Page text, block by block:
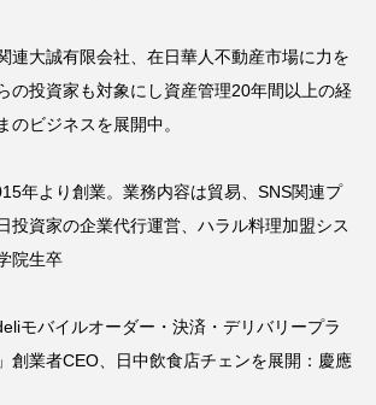
連大誠有限会社、在日華人不動産市場に力を
の投資家も対象にし資産管理20年間以上の経
のビジネスを展開中。
年より創業。業務内容は貿易、SNS関連プ
投資家の企業代行運営、ハラル料理加盟シス
院生卒
モバイルオーダー・決済・デリバリープラ
創業者CEO、日中飲食店チェンを展開：慶應